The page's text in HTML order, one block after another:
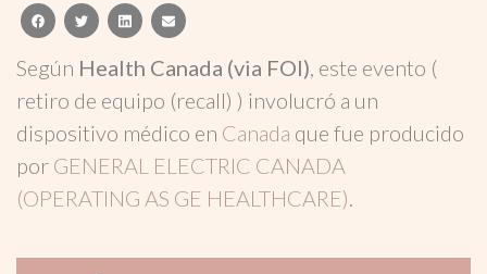
facebooktwitterlinkedinemail
Según Health Canada (via FOI), este evento (
retiro de equipo (recall) ) involucró a un
dispositivo médico en Canada que fue producido
por GENERAL ELECTRIC CANADA
(OPERATING AS GE HEALTHCARE).